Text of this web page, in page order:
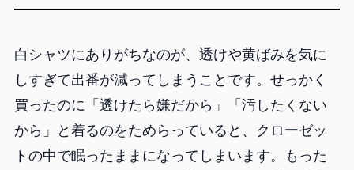
白シャツにありがちなのが、透けや黄ばみを気に
しすぎて出番が減ってしまうことです。せっかく
買ったのに「透けたら嫌だから」「汚したくない
から」と着るのをためらっていると、クローゼッ
トの中で眠ったままになってしまいます。もった